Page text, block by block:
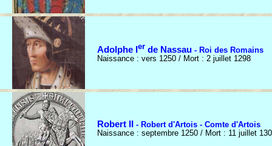
Adolphe Ier de Nassau - Roi des Romains
Naissance : vers 1250 / Mort : 2 juillet 1298
Robert II - Robert d'Artois - Comte d'Artois
Naissance : septembre 1250 / Mort : 11 juillet